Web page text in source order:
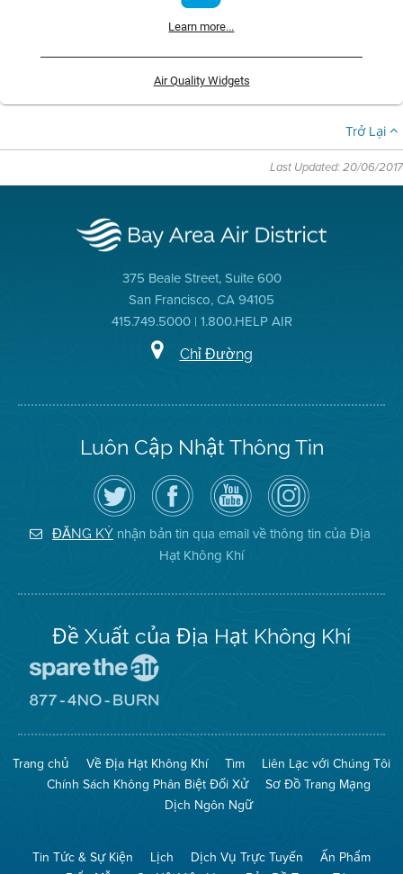
Learn more...
Air Quality Widgets
Trở Lại
Last Updated: 20/06/2017
375 Beale Street, Suite 600
San Francisco, CA 94105
415.749.5000 | 1.800.HELP AIR
Chỉ Đường
Luôn Cập Nhật Thông Tin
Hãy
theo
dõi
Địa
Hạt
Không
Truy
cập
Trang
Facebook
của
Địa
Hạt
Kênh
YouTube
của
Địa
Hạt
Không
Khí
Air
District
on
Instagram
ĐĂNG KÝ nhận bản tin qua email về thông tin của Địa
Hạt Không Khí
Đề Xuất của Địa Hạt Không Khí
The
(Bảo
Toàn
Không
Khí)
Mạng
No
Burn
(Không
Đốt)
Trang chủ Về Địa Hạt Không Khí Tìm
Liên Lạc với Chúng Tôi
Chính Sách Không Phân Biệt Đối Xử
Sơ Đồ Trang Mạng
Dịch Ngôn Ngữ
Tin Tức & Sự Kiện Lịch Dịch Vụ Trực Tuyến
Ấn Phẩm